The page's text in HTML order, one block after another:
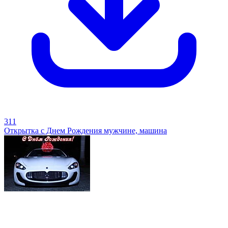
311
Открытка с Днем Рождения мужчине, машина